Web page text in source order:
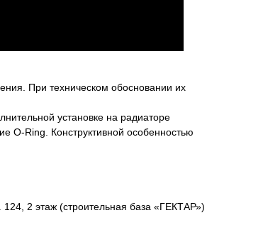
При техническом обосновании их
установке на радиаторе
О-Ring. Конструктивной особенностью
2 этаж (строительная база «ГЕКТАР»)